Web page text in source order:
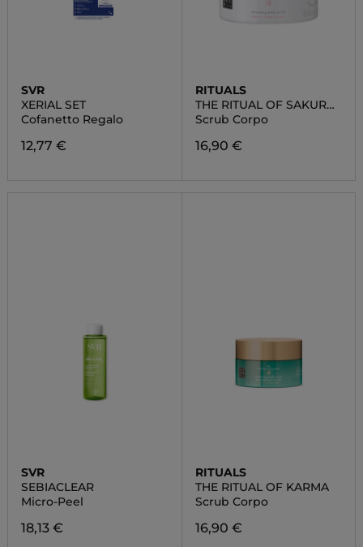
SVR
XERIAL SET
Cofanetto Regalo
12,77 €
RITUALS
THE RITUAL OF SAKURA
BODY SCRUB
Scrub Corpo
16,90 €
SVR
SEBIACLEAR
Micro-Peel
18,13 €
RITUALS
THE RITUAL OF KARMA
Scrub Corpo
16,90 €